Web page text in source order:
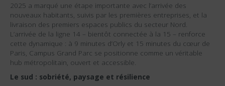
2025 a marqué une étape importante avec l’arrivée des
nouveaux habitants, suivis par les premières entreprises, et la
livraison des premiers espaces publics du secteur Nord.
L’arrivée de la ligne 14 – bientôt connectée à la 15 – renforce
cette dynamique : à 9 minutes d’Orly et 15 minutes du cœur de
Paris, Campus Grand Parc se positionne comme un véritable
hub métropolitain, ouvert et accessible.
Le sud : sobriété, paysage et résilience